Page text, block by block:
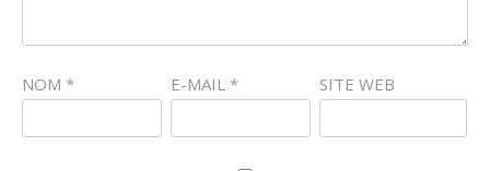
NOM * E-MAIL * SITE WEB